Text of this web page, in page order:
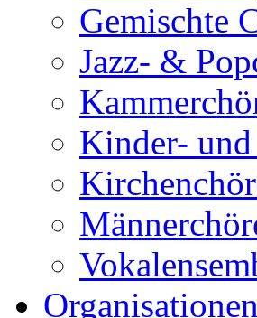
Gemischte
Jazz- &
Kinder- und
Organisationen